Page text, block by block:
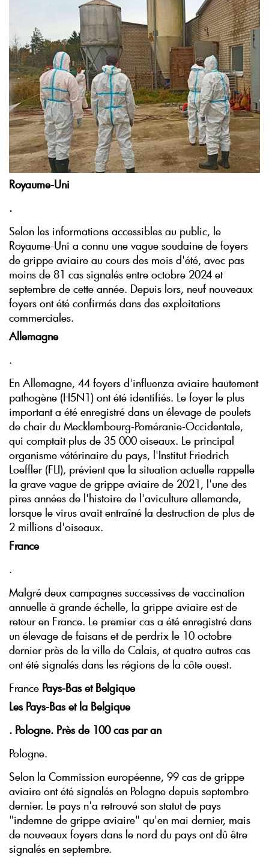
Royaume-Uni
.
Selon les informations accessibles au public, le
Royaume-Uni a connu une vague soudaine de foyers
de grippe aviaire au cours des mois d'été, avec pas
moins de 81 cas signalés entre octobre 2024 et
septembre de cette année. Depuis lors, neuf nouveaux
foyers ont été confirmés dans des exploitations
commerciales.
Allemagne
.
En Allemagne, 44 foyers d'influenza aviaire hautement
pathogène (H5N1) ont été identifiés. Le foyer le plus
important a été enregistré dans un élevage de poulets
de chair du Mecklembourg-Poméranie-Occidentale,
qui comptait plus de 35 000 oiseaux. Le principal
organisme vétérinaire du pays, l'Institut Friedrich
Loeffler (FLI), prévient que la situation actuelle rappelle
la grave vague de grippe aviaire de 2021, l'une des
pires années de l'histoire de l'aviculture allemande,
lorsque le virus avait entraîné la destruction de plus de
2 millions d'oiseaux.
France
.
Malgré deux campagnes successives de vaccination
annuelle à grande échelle, la grippe aviaire est de
retour en France. Le premier cas a été enregistré dans
un élevage de faisans et de perdrix le 10 octobre
dernier près de la ville de Calais, et quatre autres cas
ont été signalés dans les régions de la côte ouest.
France Pays-Bas et Belgique
Les Pays-Bas et la Belgique
. Pologne. Près de 100 cas par an
Pologne.
Selon la Commission européenne, 99 cas de grippe
aviaire ont été signalés en Pologne depuis septembre
dernier. Le pays n'a retrouvé son statut de pays
"indemne de grippe aviaire" qu'en mai dernier, mais
de nouveaux foyers dans le nord du pays ont dû être
signalés en septembre.